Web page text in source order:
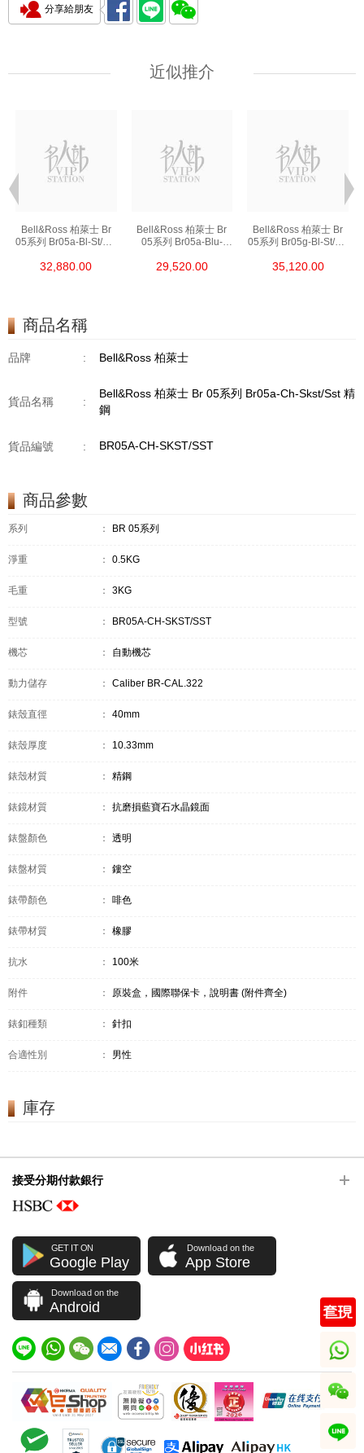
分享給朋友
近似推介
Bell&Ross 柏萊士 Br
05系列 Br05a-Bl-St/Sst
32,880.00
Bell&Ross 柏萊士 Br
05系列 Br05a-Blu-
29,520.00
Bell&Ross 柏萊士 Br
05系列 Br05g-Bl-St/Sst
35,120.00
商品名稱
品牌 : Bell&Ross 柏萊士
貨品名稱 :
Bell&Ross 柏萊士 Br 05系列 Br05a-Ch-Skst/Sst 精
鋼
貨品編號 : BR05A-CH-SKST/SST
商品參數
系列 ： BR 05系列
淨重 ： 0.5KG
毛重 ： 3KG
型號 ： BR05A-CH-SKST/SST
機芯 ： 自動機芯
動力儲存 ： Caliber BR-CAL.322
錶殼直徑 ： 40mm
錶殼厚度 ： 10.33mm
錶殼材質 ： 精鋼
錶鏡材質 ： 抗磨損藍寶石水晶鏡面
錶盤顏色 ： 透明
錶盤材質 ： 鏤空
錶帶顏色 ： 啡色
錶帶材質 ： 橡膠
抗水 ： 100米
附件 ： 原裝盒，國際聯保卡，說明書 (附件齊全)
錶釦種類 ： 針扣
合適性別 ： 男性
庫存
接受分期付款銀行
GET IT ON
Google Play
Download on the
App Store
Download on the
Android
whatsapp